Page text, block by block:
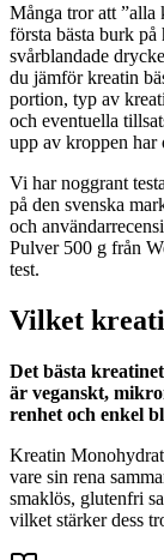
Många tror att ”alla
första bästa burk
svårblandade
du jämför kreatin
portion, typ av
och eventuella
upp av kroppen har
Vi har noggrant
på den svenska
och
Pulver 500 g från
test.
Vilket
Det bästa
är veganskt,
renhet och enkel
Kreatin
vare sin rena
smaklös, glutenfri
vilket stärker dess